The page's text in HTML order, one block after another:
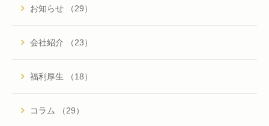
お知らせ （29）
会社紹介 （23）
福利厚生 （18）
コラム （29）